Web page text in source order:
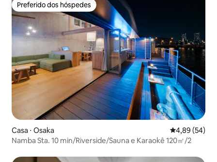
Preferido dos hóspedes
Preferido dos hóspedes
Casa ⋅ Osaka 4,89 de uma
4,89 (54)
Namba Sta. 10 min/Riverside/Sauna e Karaokê 120㎡/2